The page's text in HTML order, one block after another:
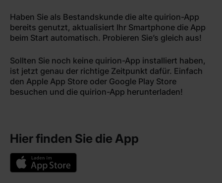
Haben Sie als Bestandskunde die alte quirion-App
bereits genutzt, aktualisiert Ihr Smartphone die App
beim Start automatisch. Probieren Sie’s gleich aus!
Sollten Sie noch keine quirion-App installiert haben,
ist jetzt genau der richtige Zeitpunkt dafür. Einfach
den Apple App Store oder Google Play Store
besuchen und die quirion-App herunterladen!
Hier finden Sie die App